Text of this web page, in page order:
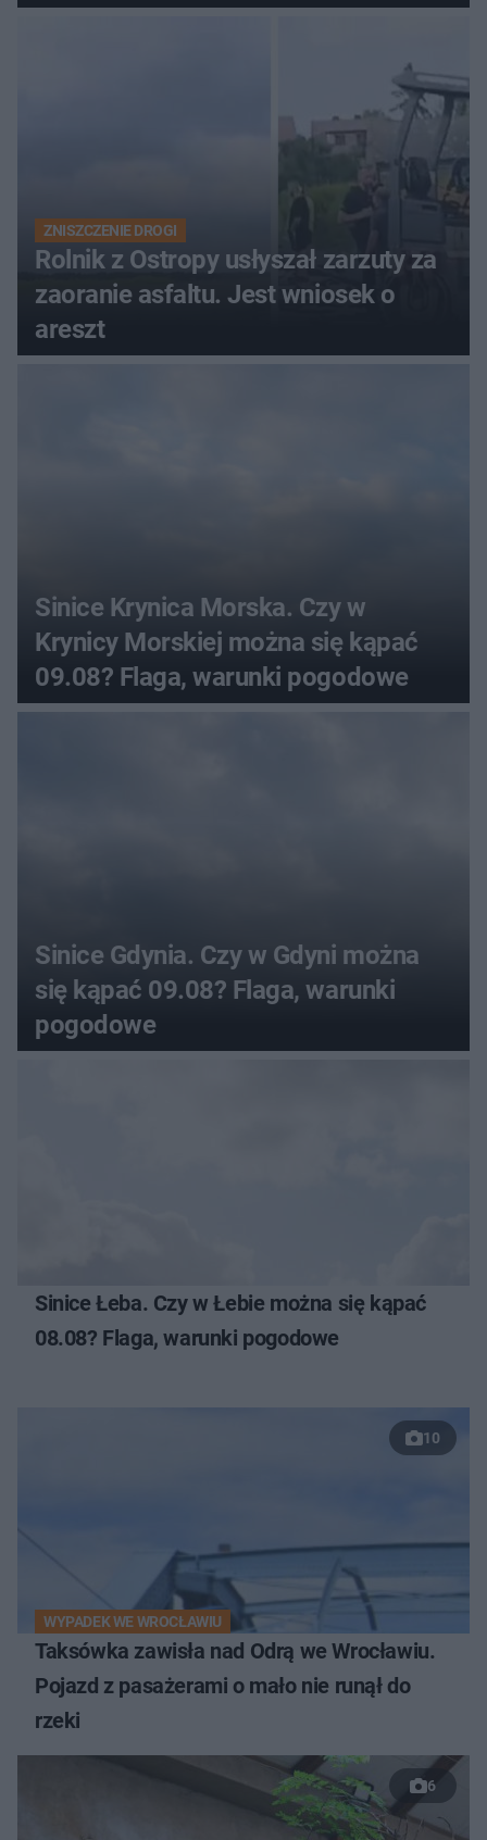
ich losach zdecyduje sąd
ZNISZCZENIE DROGI
Rolnik z Ostropy usłyszał zarzuty za
zaoranie asfaltu. Jest wniosek o
areszt
Sinice Krynica Morska. Czy w
Krynicy Morskiej można się kąpać
09.08? Flaga, warunki pogodowe
Sinice Gdynia. Czy w Gdyni można
się kąpać 09.08? Flaga, warunki
pogodowe
Sinice Łeba. Czy w Łebie można się kąpać
08.08? Flaga, warunki pogodowe
10
WYPADEK WE WROCŁAWIU
Taksówka zawisła nad Odrą we Wrocławiu.
Pojazd z pasażerami o mało nie runął do
rzeki
6